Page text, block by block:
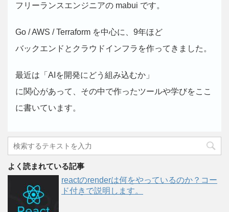
フリーランスエンジニアの mabui です。
Go / AWS / Terraform を中心に、9年ほど
バックエンドとクラウドインフラを作ってきました。
最近は「AIを開発にどう組み込むか」
に関心があって、その中で作ったツールや学びをここ
に書いています。
よく読まれている記事
reactのrenderは何をやっているのか？コー
ド付きで説明します。